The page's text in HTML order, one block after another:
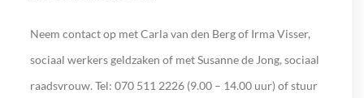
Neem contact op met Carla van den Berg of Irma Visser,
sociaal werkers geldzaken of met Susanne de Jong, sociaal
raadsvrouw. Tel: 070 511 2226 (9.00 – 14.00 uur) of stuur